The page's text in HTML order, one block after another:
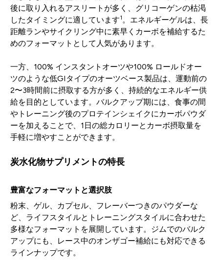
後に取り入れるアスリートが多く、グリコーゲンの枯渇
したタイミングに適しています1 。エネルギーゲルは、長
距離ランやサイクリング中に素早くカーボを補給するた
めのフォーマットとして人気があります。
一方、100% インスタントオーツや100% ロールドオー
ツのような低GIタイプのオーツベース製品は、運動前の
2〜3時間前に摂取する方が多く、持続的なエネルギー供
給を目的としています。バルクアップ期には、食事の間
やトレーニング後のプロテインシェイクにカーボパウダ
ーを加えることで、1日の総カロリーとカーボ摂取量を
手軽に増やすことができます。
炭水化物サプリメントの特長
豊富なフォーマットと選択肢
粉末、ゲル、カプセル、フレーバーつきのパウダーな
ど、ライフスタイルとトレーニングスタイルに合わせた
多様なフォーマットを展開しています。ジムでのバルク
アップにも、レース中のオンザゴー補給にも対応できる
ラインナップです。